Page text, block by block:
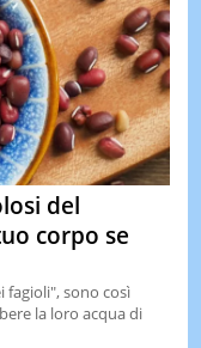
del
corpo se
fagioli", sono così
la loro acqua di